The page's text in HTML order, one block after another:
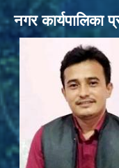
नगर कार्यपालिका